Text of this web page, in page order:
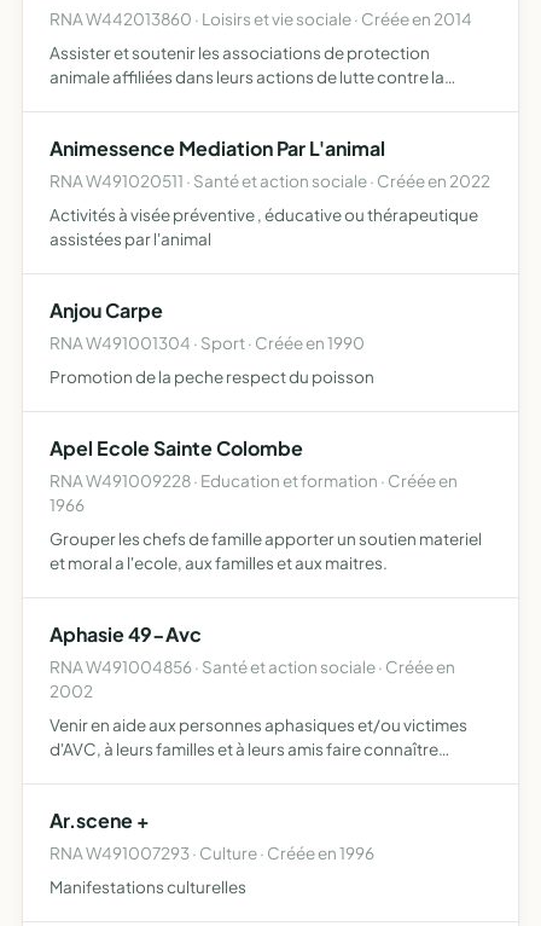
RNA W442013860 · Loisirs et vie sociale · Créée en 2014
Assister et soutenir les associations de protection
animale affiliées dans leurs actions de lutte contre la
Animessence Mediation Par L'animal
RNA W491020511 · Santé et action sociale · Créée en 2022
Activités à visée préventive , éducative ou thérapeutique
assistées par l'animal
Anjou Carpe
RNA W491001304 · Sport · Créée en 1990
Promotion de la peche respect du poisson
Apel Ecole Sainte Colombe
RNA W491009228 · Education et formation · Créée en
1966
Grouper les chefs de famille apporter un soutien materiel
et moral a l'ecole, aux familles et aux maitres.
Aphasie 49-Avc
RNA W491004856 · Santé et action sociale · Créée en
2002
Venir en aide aux personnes aphasiques et/ou victimes
d'AVC, à leurs familles et à leurs amis faire connaître
Ar.scene +
RNA W491007293 · Culture · Créée en 1996
Manifestations culturelles